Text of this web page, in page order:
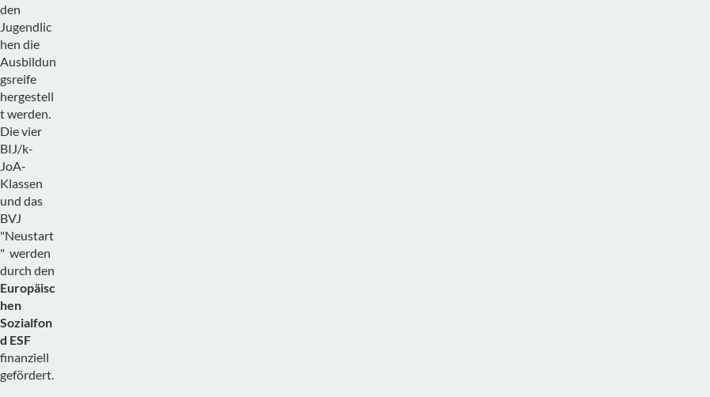
den
Jugendlic
hen die
Ausbildun
gsreife
hergestell
t werden.
Die vier
BIJ/k-
JoA-
Klassen
und das
BVJ
"Neustart
" werden
durch den
Europäisc
hen
Sozialfon
d ESF
finanziell
gefördert.